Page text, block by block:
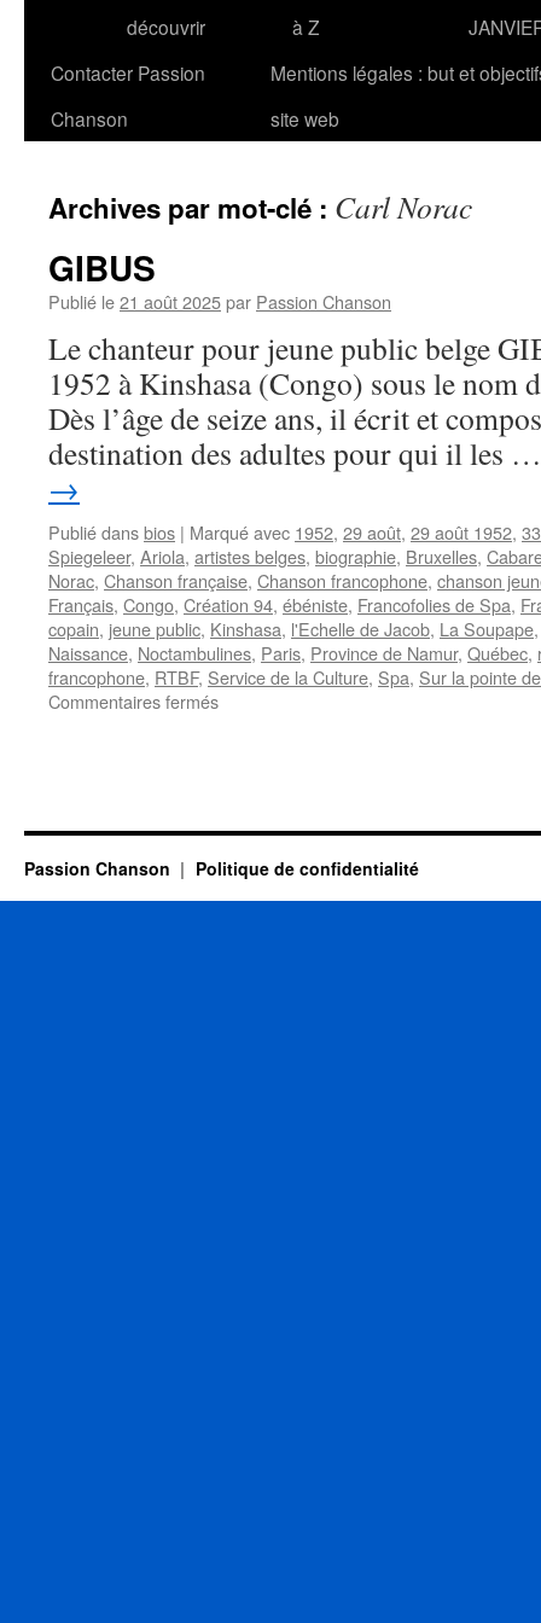
découvrir
à Z
Contacter Passion
Chanson
Mentions légales : but et
site web
Archives par mot-clé : Carl Norac
GIBUS
Publié le21 août 2025par Passion Chanson
Le chanteur pour jeune public belge
1952 à Kinshasa (Congo) sous le nom
Dès l’âge de seize ans, il écrit et
destination des adultes pour qui il les
→
Publié dansbios | Marqué avec 1952, 29 août, 29 août 1952,
Spiegeleer, Ariola, artistes belges, biographie, Bruxelles,
Norac, Chanson française, Chanson francophone, chanson
Français, Congo, Création 94, ébéniste, Francofolies de Spa,
copain, jeune public, Kinshasa, l'Echelle de Jacob, La Soupape
Naissance, Noctambulines, Paris, Province de Namur, Québec,
francophone, RTBF, Service de la Culture, Spa, Sur la pointe
Commentaires ferméssur
Passion Chanson Politique de confidentialité